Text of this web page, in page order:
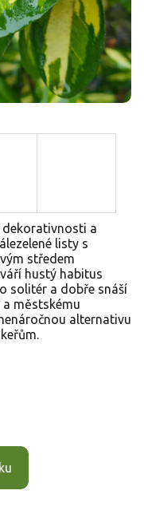
dekorativnosti a
listy s
středem
hustý habitus
solitér a dobře snáší
městskému
alternativu